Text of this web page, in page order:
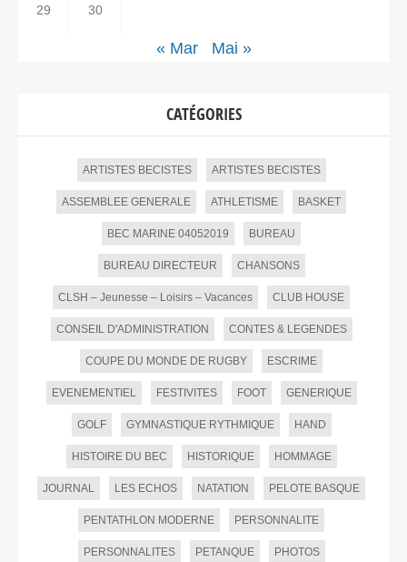
29 30
« Mar Mai »
CATÉGORIES
ARTISTES BECISTES ARTISTES BECISTES
ASSEMBLEE GENERALE ATHLETISME BASKET
BEC MARINE 04052019 BUREAU
BUREAU DIRECTEUR CHANSONS
CLSH – Jeunesse – Loisirs – Vacances CLUB HOUSE
CONSEIL D'ADMINISTRATION CONTES & LEGENDES
COUPE DU MONDE DE RUGBY ESCRIME
EVENEMENTIEL FESTIVITES FOOT GENERIQUE
GOLF GYMNASTIQUE RYTHMIQUE HAND
HISTOIRE DU BEC HISTORIQUE HOMMAGE
JOURNAL LES ECHOS NATATION PELOTE BASQUE
PENTATHLON MODERNE PERSONNALITE
PERSONNALITES PETANQUE PHOTOS